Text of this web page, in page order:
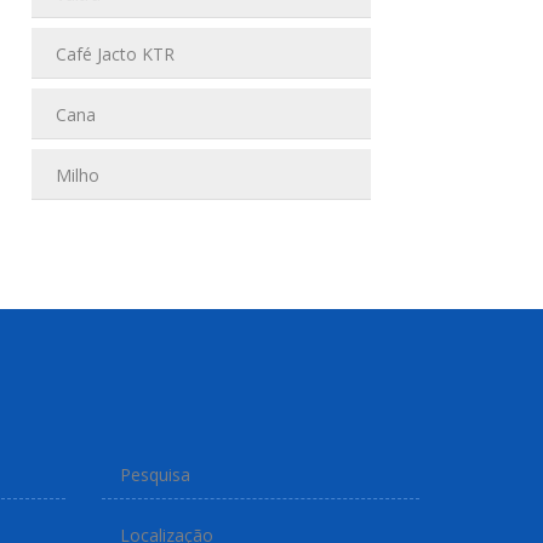
Café Jacto KTR
Cana
Milho
Pesquisa
Localização